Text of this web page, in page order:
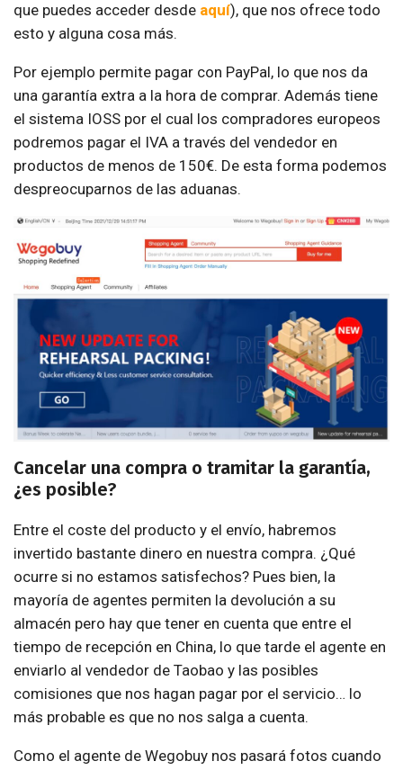
que puedes acceder desde aquí), que nos ofrece todo
esto y alguna cosa más.
Por ejemplo permite pagar con PayPal, lo que nos da
una garantía extra a la hora de comprar. Además tiene
el sistema IOSS por el cual los compradores europeos
podremos pagar el IVA a través del vendedor en
productos de menos de 150€. De esta forma podemos
despreocuparnos de las aduanas.
Cancelar una compra o tramitar la garantía,
¿es posible?
Entre el coste del producto y el envío, habremos
invertido bastante dinero en nuestra compra. ¿Qué
ocurre si no estamos satisfechos? Pues bien, la
mayoría de agentes permiten la devolución a su
almacén pero hay que tener en cuenta que entre el
tiempo de recepción en China, lo que tarde el agente en
enviarlo al vendedor de Taobao y las posibles
comisiones que nos hagan pagar por el servicio… lo
más probable es que no nos salga a cuenta.
Como el agente de Wegobuy nos pasará fotos cuando